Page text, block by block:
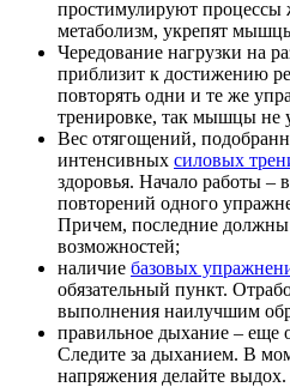
простимулируют процессы
метаболизм, укрепят
Чередование нагрузки на
приблизит к достижению
повторять одни и те же
тренировке, так мышцы не
Вес отягощений,
интенсивных силовых
здоровья. Начало работы –
повторений одного
Причем, последние должны
возможностей;
наличие базовых
обязательный пункт.
выполнения наилучшим
правильное дыхание –
Следите за дыханием. В
напряжения делайте выдох.